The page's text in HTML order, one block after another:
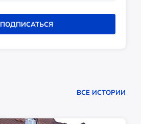
ПОДПИСАТЬСЯ
ВСЕ ИСТОРИИ